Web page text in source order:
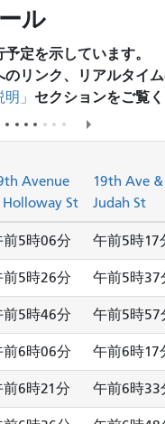
ル
定を示しています。
リンク、リアルタイ
」 セクションをご覧
Avenue
Holloway St
19th Ave &
Judah St
前5時06分 午前5時17
前5時26分 午前5時37
前5時46分 午前5時57
前6時06分 午前6時17
前6時21分 午前6時33